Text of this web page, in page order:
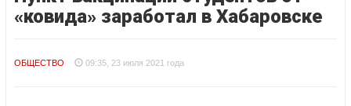
«ковида» заработал в Хабаровске
ОБЩЕСТВО 09:35, 23 июля 2021 года